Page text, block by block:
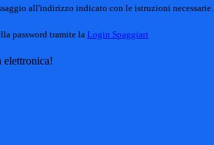
all'indirizzo indicato con le istruzioni necessarie.
password tramite la Login Spaggiari
elettronica!